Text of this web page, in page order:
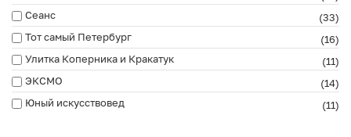
Сеанс
(33)
Тот самый Петербург
(16)
Улитка Коперника и Кракатук
(11)
ЭКСМО
(14)
Юный искусствовед
(11)